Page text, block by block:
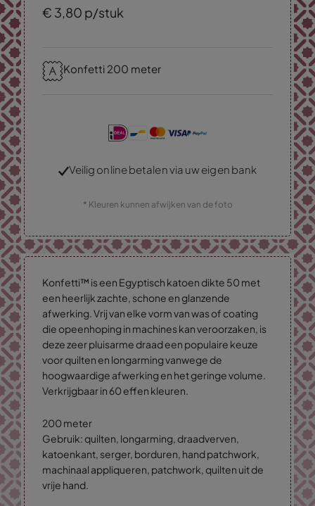
€ 3,80 p/stuk
Konfetti 200 meter
Veilig online betalen via uw eigen bank
* Kleuren kunnen afwijken van de foto
Konfetti™ is een Egyptisch katoen dikte 50 met
een heerlijk zachte, schone en glanzende
afwerking. Vrij van elke vorm van was of coating
die opeenhoping in machines kan veroorzaken, is
deze zeer pluisarme draad een populaire keuze
voor quilten en longarming vanwege de
hoogwaardige afwerking en het geringe volume.
Verkrijgbaar in 60 effen kleuren.
200 meter
Gebruik: quilten, longarming, draadverven,
katoenkant, serger, borduren, hand patchwork,
machinaal appliqueren, patchwork, quilten uit de
vrije hand.